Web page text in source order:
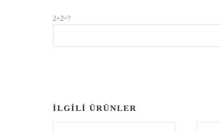
2+2=?
İLGILI ÜRÜNLER